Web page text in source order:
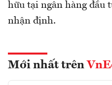
hữu tại ngân hàng đầu
nhận định.
Mới nhất trên